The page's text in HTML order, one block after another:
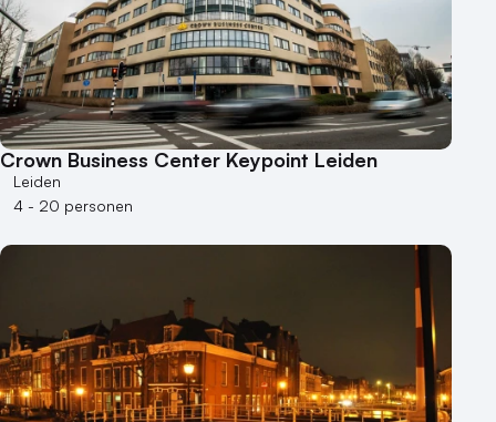
Crown Business Center Keypoint Leiden
Leiden
4 - 20 personen